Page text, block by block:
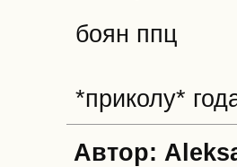
боян ппц
*приколу*
Автор: